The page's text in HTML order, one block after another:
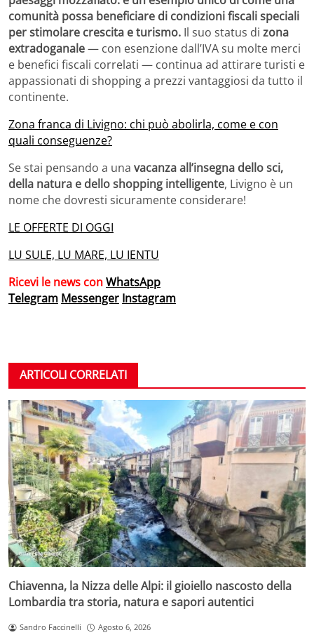
comunità possa beneficiare di condizioni fiscali speciali
per stimolare crescita e turismo. Il suo status di zona
extradoganale— con esenzione dall’IVA su molte merci
e benefici fiscali correlati — continua ad attirare turisti e
appassionati di shopping a prezzi vantaggiosi da tutto il
continente.
Zona franca di Livigno: chi può abolirla, come e con
quali conseguenze?
Se stai pensando a una vacanza all’insegna dello sci,
della natura e dello shopping intelligente, Livigno è un
nome che dovresti sicuramente considerare!
LE OFFERTE DI OGGI
LU SULE, LU MARE, LU IENTU
Ricevi le news conWhatsApp
Telegram Messenger Instagram
ARTICOLI CORRELATI
Chiavenna, la Nizza delle Alpi: il gioiello nascosto della
Lombardia tra storia, natura e sapori autentici
Sandro Faccinelli Agosto 6, 2026